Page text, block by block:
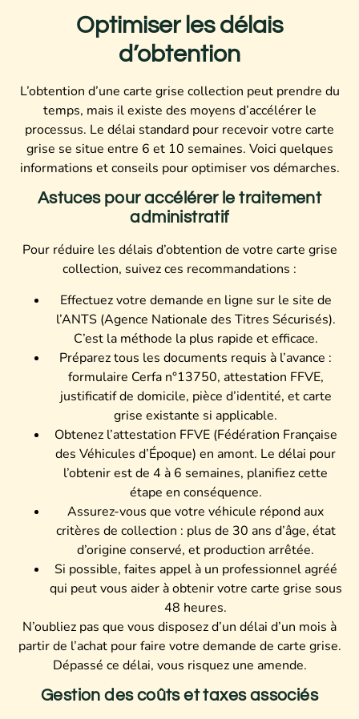
Optimiser les délais
d’obtention
L’obtention d’une carte grise collection peut prendre du
temps, mais il existe des moyens d’accélérer le
processus. Le délai standard pour recevoir votre carte
grise se situe entre 6 et 10 semaines. Voici quelques
informations et conseils pour optimiser vos démarches.
Astuces pour accélérer le traitement
administratif
Pour réduire les délais d’obtention de votre carte grise
collection, suivez ces recommandations :
Effectuez votre demande en ligne sur le site de
l’ANTS (Agence Nationale des Titres Sécurisés).
C’est la méthode la plus rapide et efficace.
Préparez tous les documents requis à l’avance :
formulaire Cerfa n°13750, attestation FFVE,
justificatif de domicile, pièce d’identité, et carte
grise existante si applicable.
Obtenez l’attestation FFVE (Fédération Française
des Véhicules d’Époque) en amont. Le délai pour
l’obtenir est de 4 à 6 semaines, planifiez cette
étape en conséquence.
Assurez-vous que votre véhicule répond aux
critères de collection : plus de 30 ans d’âge, état
d’origine conservé, et production arrêtée.
Si possible, faites appel à un professionnel agréé
qui peut vous aider à obtenir votre carte grise sous
48 heures.
N’oubliez pas que vous disposez d’un délai d’un mois à
partir de l’achat pour faire votre demande de carte grise.
Dépassé ce délai, vous risquez une amende.
Gestion des coûts et taxes associés